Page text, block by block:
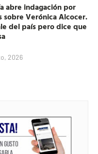
abre indagación por
sobre Verónica Alcocer.
del país pero dice que
2026